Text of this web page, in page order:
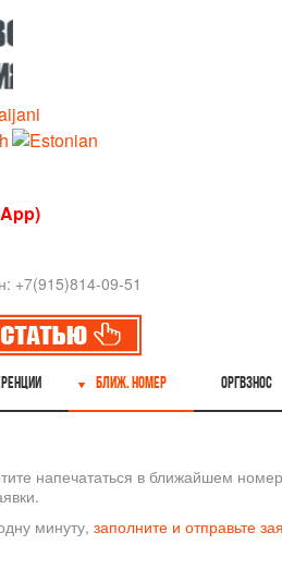
+7(915)814-09-51
БЛИЖ. НОМЕР ОРГВЗНОС
напечататься в ближайшем
минуту, заполните и отправьте